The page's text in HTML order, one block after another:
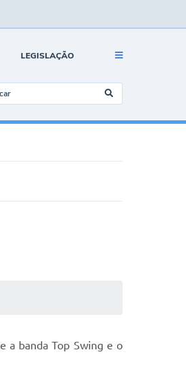
LEGISLAÇÃO
a banda Top Swing e o